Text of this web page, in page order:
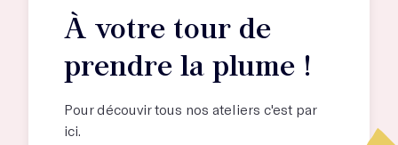
À votre tour de
prendre la plume !
Pour découvir tous nos ateliers c'est par
ici.